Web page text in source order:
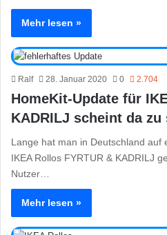
Mehr lesen »
Ralf 28. Januar 2020 0 2.704
HomeKit-Update für
KADRILJ scheint da zu
Lange hat man in Deutschland auf
IKEA Rollos FYRTUR & KADRILJ
Nutzer…
Mehr lesen »